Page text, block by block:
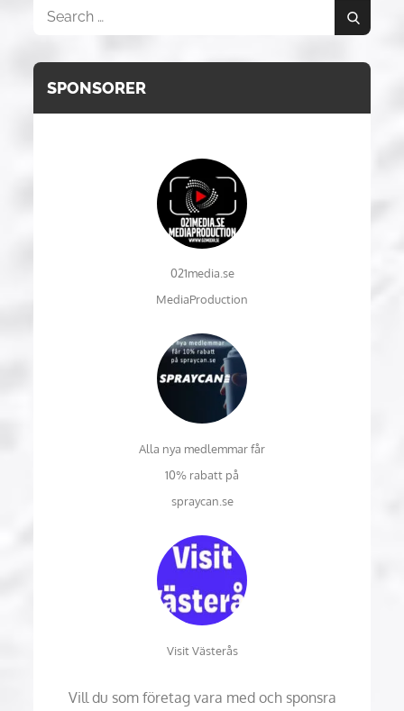
Search
Search
SPONSORER
021media.se
MediaProduction
Alla nya medlemmar får
10% rabatt på
spraycan.se
Visit Västerås
Vill du som företag vara med och sponsra